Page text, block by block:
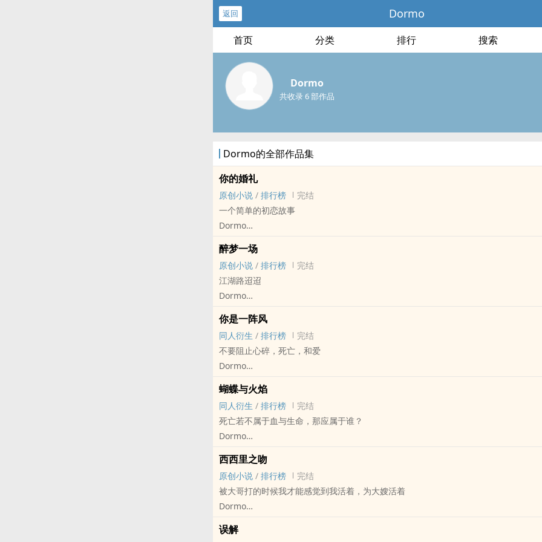
返回 Dormo
首页 分类 排行 搜索
Dormo
共收录 6 部作品
Dormo的全部作品集
你的婚礼
原创小说 / 排行榜
完结
一个简单的初恋故事
Dormo
现代
“我记得有一个地方
我永远永远不能忘
我和他在那里定下了情
共渡过好时光
那是一个好地方
高山青青流水长
陪伴着我们俩
怎不教人向往”
——邓丽君《初恋的地方》
醉梦一场
原创小说 / 排行榜
完结
江湖路迢迢
Dormo
完结 - 正剧 - 武侠
你是白马侠客，我是五陵少年。
暂时是只有这个小短篇，以后可能扩充设定写故事。
你是一阵风
‍同‌人‌‍‎衍生 / 排行榜
完结
不要阻止心碎，死亡，和爱
Dormo
完结 - 赛博朋克 - 反乌托邦 - 科幻
一个红弦俱乐部的小安利。
蝴蝶与火焰
‍同‌人‌‍‎衍生 / 排行榜
完结
死亡若不属于血与生命，那应属于谁？
Dormo
Hades[Hades] - Thanzag[Thanatos（塔纳托斯）/Zagreus（扎格列欧斯）] ‍同‌人‌‍‎衍
BL - 短篇 - 完结 - HE
轻松
Thanatos视角的爱情故事
我喜欢看坠入爱河的过程
西西里之吻
原创小说 / 排行榜
完结
被大哥打的时候我才能感觉到我活着，为大嫂活着
Dormo
现代 - HE - 第三人称 - 黑道
误解